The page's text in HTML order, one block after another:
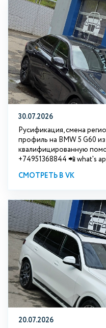
30.07.2026
Русификация, смена
профиль на BMW 5 G60
квалифицированную
+74951368844 📲 what's
СМОТРЕТЬ В VK
20.07.2026